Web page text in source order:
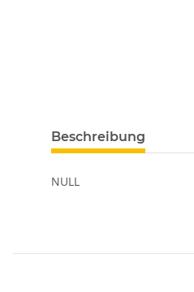
Beschreibung
NULL